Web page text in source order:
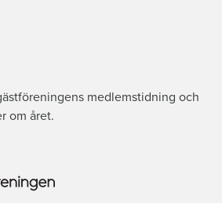
medlemstidning och
om året.